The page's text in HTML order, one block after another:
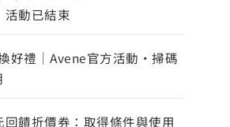
動已結束
好禮｜Avene官方活動・掃碼
回饋折價券：取得條件與使用